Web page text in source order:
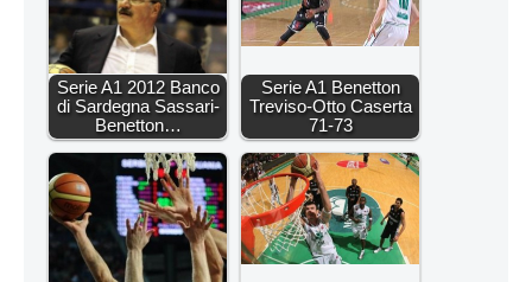
Serie A1 2012 Banco
di Sardegna Sassari-
Benetton…
Serie A1 Benetton
Treviso-Otto Caserta
71-73